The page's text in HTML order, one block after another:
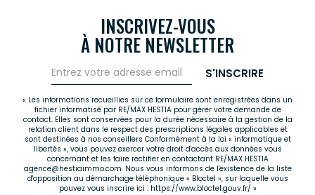
INSCRIVEZ-VOUS
À NOTRE NEWSLETTER
S'INSCRIRE
« Les informations recueillies sur ce formulaire sont enregistrées dans un
fichier informatisé par RE/MAX HESTIA pour gérer votre demande de
contact. Elles sont conservées pour la durée nécessaire à la gestion de la
relation client dans le respect des prescriptions légales applicables et
sont destinées à nos conseillers Conformément à la loi « informatique et
libertés », vous pouvez exercer votre droit d'accès aux données vous
concernant et les faire rectifier en contactant RE/MAX HESTIA
agence@hestiaimmo.com. Nous vous informons de l'existence de la liste
d'opposition au démarchage téléphonique « Bloctel », sur laquelle vous
pouvez vous inscrire ici : https://www.bloctel.gouv.fr/ »